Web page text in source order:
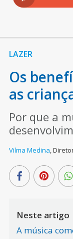
LAZER
Os
as
Por que a
Vilma Medina,
Neste artigo
A música